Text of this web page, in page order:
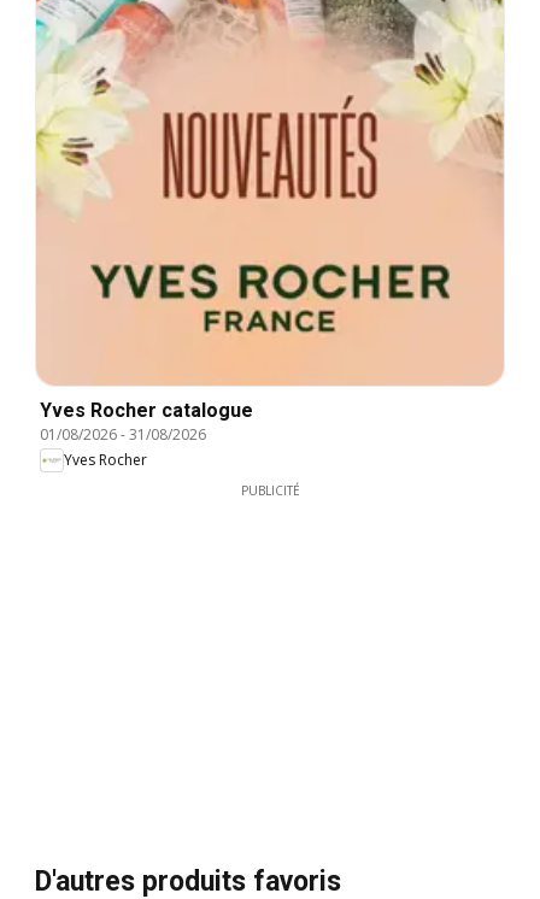
Yves Rocher catalogue
01/08/2026-31/08/2026
Yves Rocher
PUBLICITÉ
D'autres produits favoris